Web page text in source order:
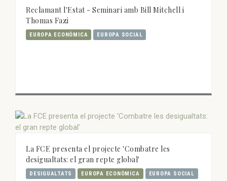
Reclamant l'Estat - Seminari amb Bill Mitchell i
Thomas Fazi
EUROPA ECONÒMICA EUROPA SOCIAL
La FCE presenta el projecte 'Combatre les
desigualtats: el gran repte global'
DESIGUALTATS EUROPA ECONÒMICA EUROPA SOCIAL